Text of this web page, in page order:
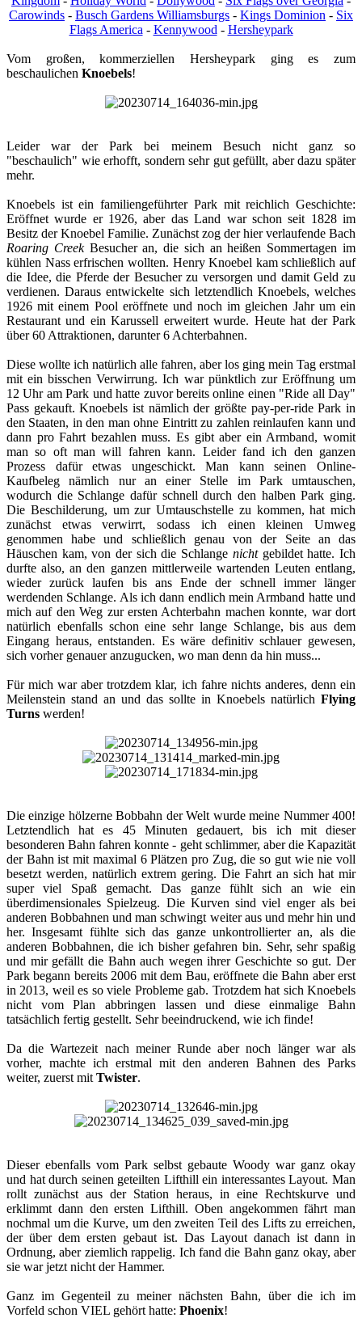
Carowinds - Busch Gardens Williamsburgs - Kings Dominion - Six
Flags America - Kennywood - Hersheypark
Vom großen, kommerziellen Hersheypark ging es zum
beschaulichen Knoebels!​
Leider war der Park bei meinem Besuch nicht ganz so
"beschaulich" wie erhofft, sondern sehr gut gefüllt, aber dazu später
mehr.
Knoebels ist ein familiengeführter Park mit reichlich Geschichte:
Eröffnet wurde er 1926, aber das Land war schon seit 1828 im
Besitz der Knoebel Familie. Zunächst zog der hier verlaufende Bach
Roaring Creek Besucher an, die sich an heißen Sommertagen im
kühlen Nass erfrischen wollten. Henry Knoebel kam schließlich auf
die Idee, die Pferde der Besucher zu versorgen und damit Geld zu
verdienen. Daraus entwickelte sich letztendlich Knoebels, welches
1926 mit einem Pool eröffnete und noch im gleichen Jahr um ein
Restaurant und ein Karussell erweitert wurde. Heute hat der Park
über 60 Attraktionen, darunter 6 Achterbahnen.
Diese wollte ich natürlich alle fahren, aber los ging mein Tag erstmal
mit ein bisschen Verwirrung. Ich war pünktlich zur Eröffnung um
12 Uhr am Park und hatte zuvor bereits online einen "Ride all Day"
Pass gekauft. Knoebels ist nämlich der größte pay-per-ride Park in
den Staaten, in den man ohne Eintritt zu zahlen reinlaufen kann und
dann pro Fahrt bezahlen muss. Es gibt aber ein Armband, womit
man so oft man will fahren kann. Leider fand ich den ganzen
Prozess dafür etwas ungeschickt. Man kann seinen Online-
Kaufbeleg nämlich nur an einer Stelle im Park umtauschen,
wodurch die Schlange dafür schnell durch den halben Park ging.
Die Beschilderung, um zur Umtauschstelle zu kommen, hat mich
zunächst etwas verwirrt, sodass ich einen kleinen Umweg
genommen habe und schließlich genau von der Seite an das
Häuschen kam, von der sich die Schlange nicht gebildet hatte. Ich
durfte also, an den ganzen mittlerweile wartenden Leuten entlang,
wieder zurück laufen bis ans Ende der schnell immer länger
werdenden Schlange. Als ich dann endlich mein Armband hatte und
mich auf den Weg zur ersten Achterbahn machen konnte, war dort
natürlich ebenfalls schon eine sehr lange Schlange, bis aus dem
Eingang heraus, entstanden. Es wäre definitiv schlauer gewesen,
sich vorher genauer anzugucken, wo man denn da hin muss...
Für mich war aber trotzdem klar, ich fahre nichts anderes, denn ein
Meilenstein stand an und das sollte in Knoebels natürlich Flying
Turns werden!​
Die einzige hölzerne Bobbahn der Welt wurde meine Nummer 400!
Letztendlich hat es 45 Minuten gedauert, bis ich mit dieser
besonderen Bahn fahren konnte - geht schlimmer, aber die Kapazität
der Bahn ist mit maximal 6 Plätzen pro Zug, die so gut wie nie voll
besetzt werden, natürlich extrem gering. Die Fahrt an sich hat mir
super viel Spaß gemacht. Das ganze fühlt sich an wie ein
überdimensionales Spielzeug. Die Kurven sind viel enger als bei
anderen Bobbahnen und man schwingt weiter aus und mehr hin und
her. Insgesamt fühlte sich das ganze unkontrollierter an, als die
anderen Bobbahnen, die ich bisher gefahren bin. Sehr, sehr spaßig
und mir gefällt die Bahn auch wegen ihrer Geschichte so gut. Der
Park begann bereits 2006 mit dem Bau, eröffnete die Bahn aber erst
in 2013, weil es so viele Probleme gab. Trotzdem hat sich Knoebels
nicht vom Plan abbringen lassen und diese einmalige Bahn
tatsächlich fertig gestellt. Sehr beeindruckend, wie ich finde!​
Da die Wartezeit nach meiner Runde aber noch länger war als
vorher, machte ich erstmal mit den anderen Bahnen des Parks
weiter, zuerst mit Twister.​
Dieser ebenfalls vom Park selbst gebaute Woody war ganz okay
und hat durch seinen geteilten Lifthill ein interessantes Layout. Man
rollt zunächst aus der Station heraus, in eine Rechtskurve und
erklimmt dann den ersten Lifthill. Oben angekommen fährt man
nochmal um die Kurve, um den zweiten Teil des Lifts zu erreichen,
der über dem ersten gebaut ist. Das Layout danach ist dann in
Ordnung, aber ziemlich rappelig. Ich fand die Bahn ganz okay, aber
sie war jetzt nicht der Hammer.
Ganz im Gegenteil zu meiner nächsten Bahn, über die ich im
Vorfeld schon VIEL gehört hatte: Phoenix!​